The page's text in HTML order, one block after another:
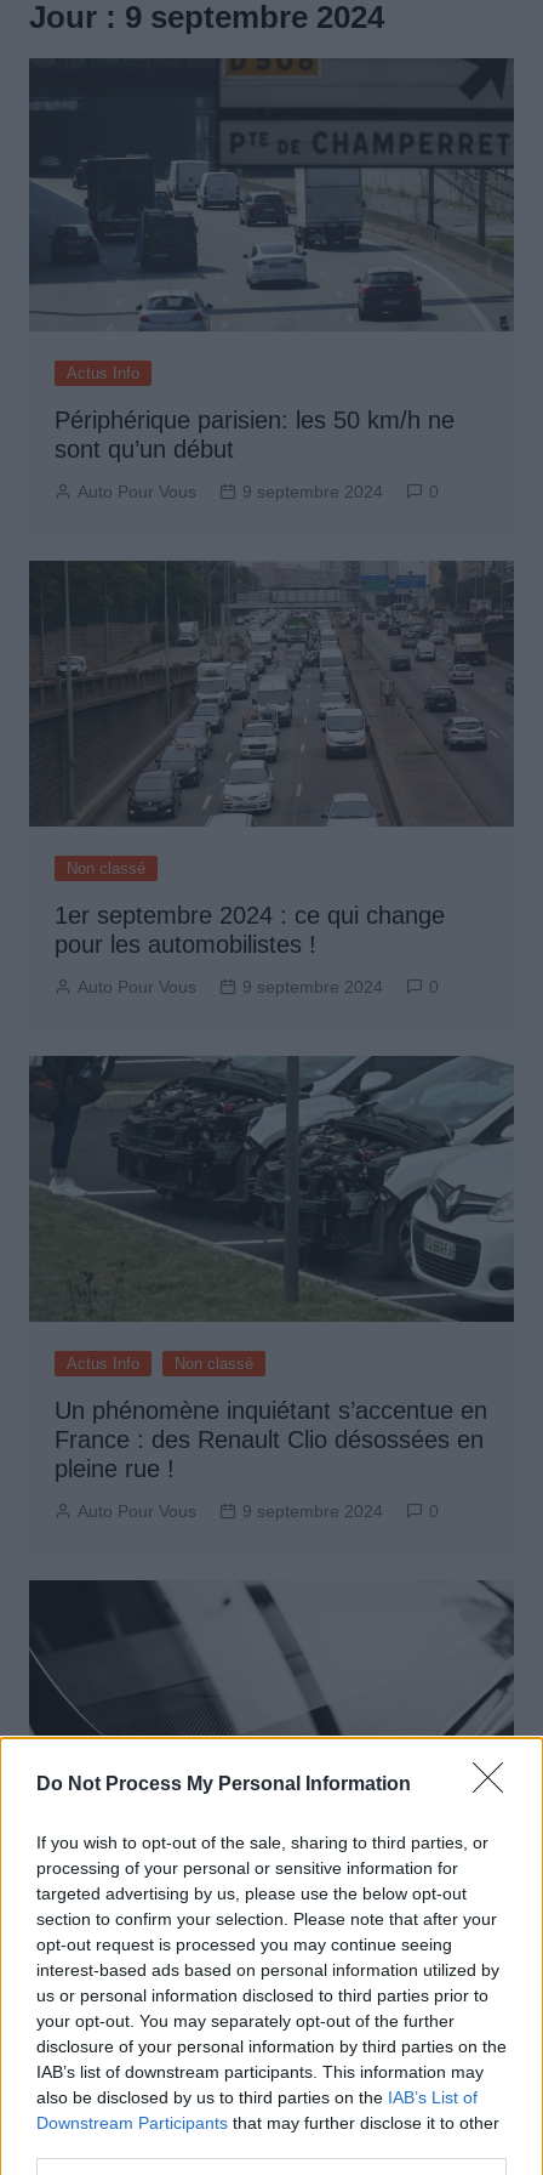
Do Not Process My Personal Information
If you wish to opt-out of the sale, sharing to third parties, or
processing of your personal or sensitive information for
targeted advertising by us, please use the below opt-out
section to confirm your selection. Please note that after your
opt-out request is processed you may continue seeing
interest-based ads based on personal information utilized by
us or personal information disclosed to third parties prior to
your opt-out. You may separately opt-out of the further
disclosure of your personal information by third parties on the
IAB’s list of downstream participants. This information may
also be disclosed by us to third parties on the IAB’s List of
Downstream Participants that may further disclose it to other
Jour : 9 septembre 2024
Actus Info
Périphérique parisien: les 50 km/h ne
sont qu’un début
Auto Pour Vous 9 septembre 2024 0
Non classé
1er septembre 2024 : ce qui change
pour les automobilistes !
Auto Pour Vous 9 septembre 2024 0
Actus Info Non classé
Un phénomène inquiétant s’accentue en
France : des Renault Clio désossées en
pleine rue !
Auto Pour Vous 9 septembre 2024 0
Actus Info Non classé
Comment garder un pare-brise toujours
propre ?
Auto Pour Vous 9 septembre 2024 0